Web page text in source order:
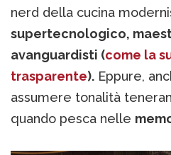
nerd della cucina
supertecnologico,
avanguardisti (come la
trasparente). Eppure,
assumere tonalità
quando pesca nelle